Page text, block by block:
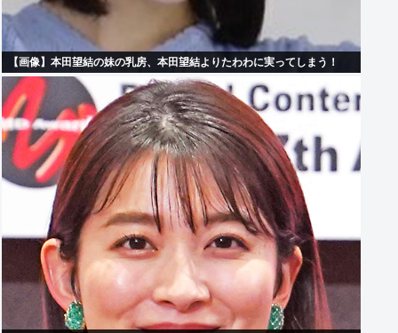
【画像】本田望結の妹の乳房、本田望結よりたわわに実ってしまう！